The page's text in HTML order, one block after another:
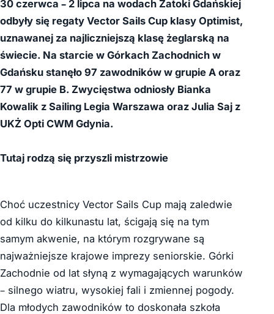
30 czerwca – 2 lipca na wodach Zatoki Gdańskiej
odbyły się regaty Vector Sails Cup klasy Optimist,
uznawanej za najliczniejszą klasę żeglarską na
świecie. Na starcie w Górkach Zachodnich w
Gdańsku stanęło 97 zawodników w grupie A oraz
77 w grupie B. Zwycięstwa odniosły Bianka
Kowalik z Sailing Legia Warszawa oraz Julia Saj z
UKŻ Opti CWM Gdynia.
Tutaj rodzą się przyszli mistrzowie
Choć uczestnicy Vector Sails Cup mają zaledwie
od kilku do kilkunastu lat, ścigają się na tym
samym akwenie, na którym rozgrywane są
najważniejsze krajowe imprezy seniorskie. Górki
Zachodnie od lat słyną z wymagających warunków
– silnego wiatru, wysokiej fali i zmiennej pogody.
Dla młodych zawodników to doskonała szkoła